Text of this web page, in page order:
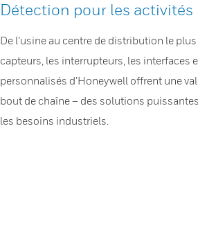
Détection pour les
De l’usine au centre de distribution le
capteurs, les interrupteurs, les interfaces
personnalisés d’Honeywell offrent une
bout de chaîne – des solutions
les besoins industriels.